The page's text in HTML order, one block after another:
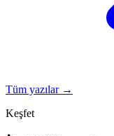
Tüm yazılar →
Keşfet